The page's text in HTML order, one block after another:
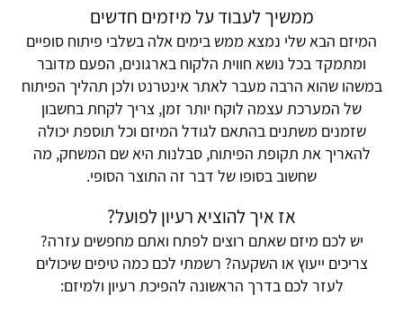
ממשיך לעבוד על מיזמים חדשים
המיזם הבא שלי נמצא ממש בימים אלה בשלבי פיתוח סופיים
ומתמקד בכל נושא חווית הלקוח בארגונים, הפעם מדובר
במשהו שהוא הרבה מעבר לאתר אינטרנט ולכן תהליך הפיתוח
של המערכת עצמה לוקח יותר זמן, צריך לקחת בחשבון
שזמנים משתנים בהתאם לגודל המיזם וכל תוספת יכולה
להאריך את תקופת הפיתוח, סבלנות היא שם המשחק, מה
שחשוב בסופו של דבר זה התוצר הסופי.
אז איך להוציא רעיון לפועל?
יש לכם מיזם שאתם רוצים לפתח ואתם מחפשים עזרה?
צריכים ייעוץ או השקעה? רשמתי לכם כמה טיפים שיכולים
לעזר לכם בדרך הראשונה להפיכת רעיון ולמיזם: